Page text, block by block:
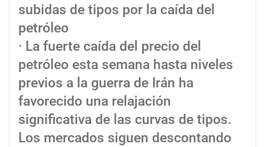
subidas de tipos por la caída del
petróleo
· La fuerte caída del precio del
petróleo esta semana hasta niveles
previos a la guerra de Irán ha
favorecido una relajación
significativa de las curvas de tipos.
Los mercados siguen descontando